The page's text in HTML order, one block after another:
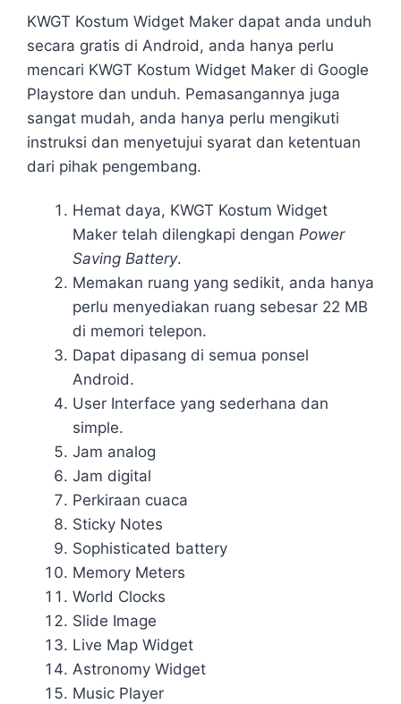
KWGT Kostum Widget Maker dapat anda unduh
secara gratis di Android, anda hanya perlu
mencari KWGT Kostum Widget Maker di Google
Playstore dan unduh. Pemasangannya juga
sangat mudah, anda hanya perlu mengikuti
instruksi dan menyetujui syarat dan ketentuan
dari pihak pengembang.
Hemat daya, KWGT Kostum Widget
Maker telah dilengkapi dengan Power
Saving Battery.
Memakan ruang yang sedikit, anda hanya
perlu menyediakan ruang sebesar 22 MB
di memori telepon.
Dapat dipasang di semua ponsel
Android.
User Interface yang sederhana dan
simple.
Jam analog
Jam digital
Perkiraan cuaca
Sticky Notes
Sophisticated battery
Memory Meters
World Clocks
Slide Image
Live Map Widget
Astronomy Widget
Music Player